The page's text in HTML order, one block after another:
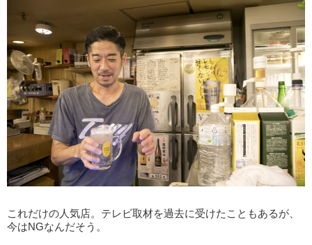
これだけの人気店。テレビ取材を過去に受けたこともあるが、
今はNGなんだそう。